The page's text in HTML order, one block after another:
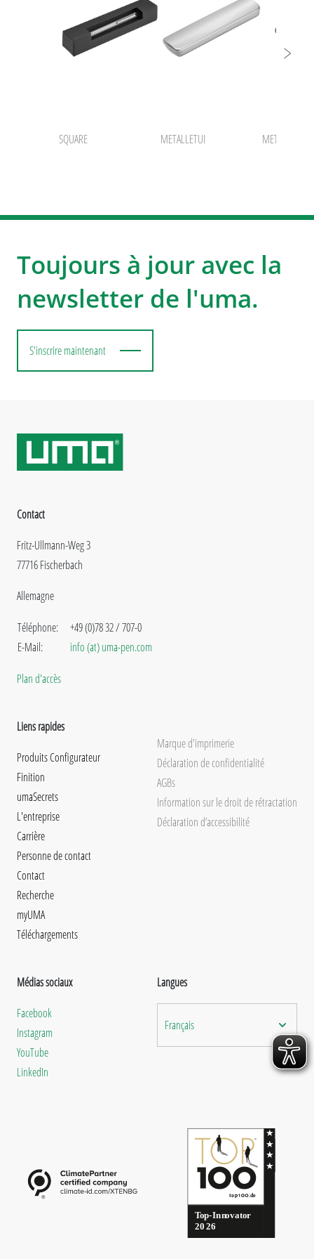
SQUARE METALLETUI METALLETUI
Toujours à jour avec la
newsletter de l'uma.
S'inscrire maintenant
Contact
Fritz-Ullmann-Weg 3
77716 Fischerbach
Allemagne
Téléphone:
E-Mail:
+49 (0)78 32 / 707-0
info (at) uma-pen.com
Plan d'accès
Liens rapides
Produits Configurateur
Finition
umaSecrets
L'entreprise
Carrière
Personne de contact
Contact
Recherche
myUMA
Téléchargements
Marque d'imprimerie
Déclaration de confidentialité
AGBs
Information sur le droit de rétractation
Déclaration d’accessibilité
Médias sociaux
Facebook
Instagram
YouTube
LinkedIn
Langues
Français